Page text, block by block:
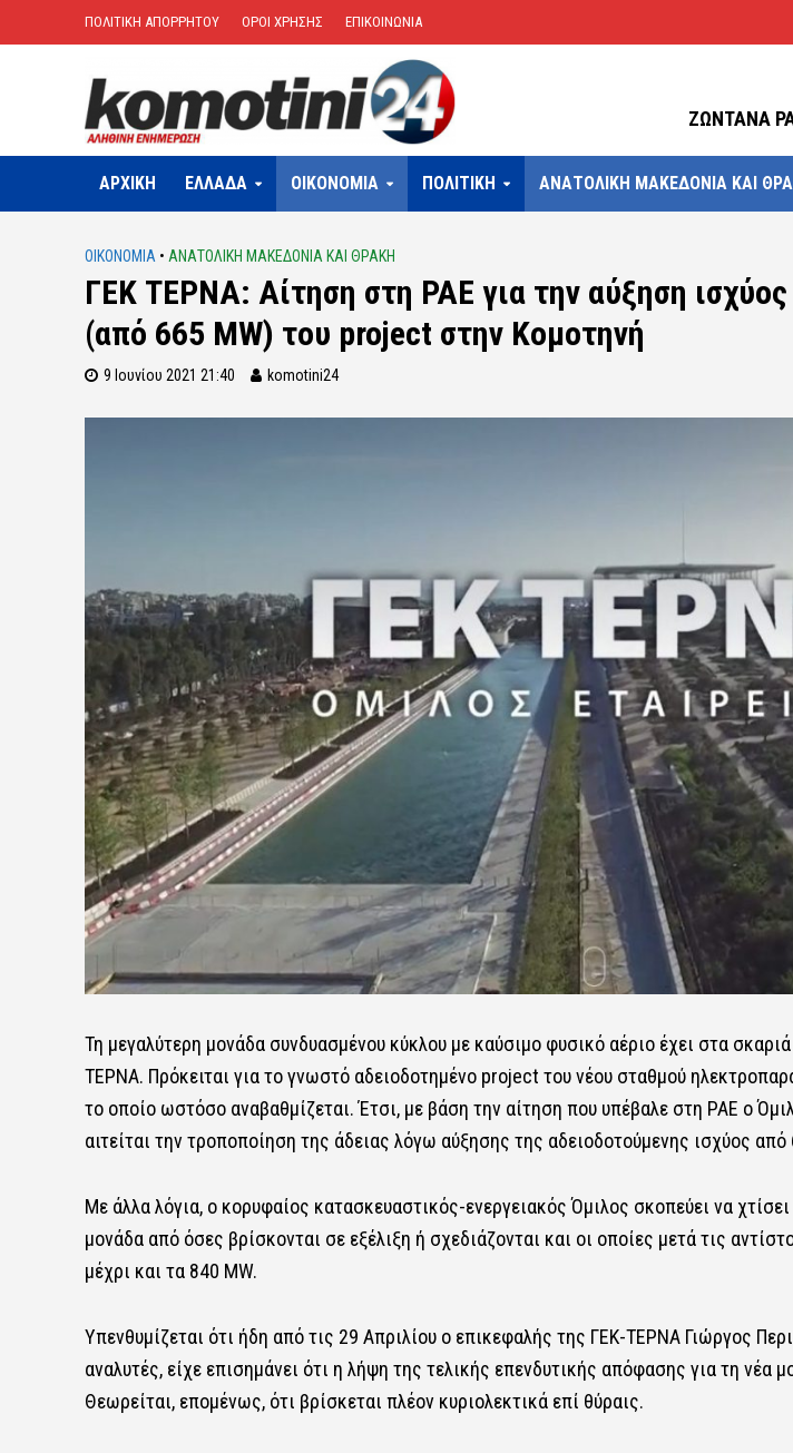
ΠΟΛΙΤΙΚΗ ΑΠΟΡΡΗΤΟΥ ΟΡΟΙ ΧΡΗΣΗΣ ΕΠΙΚΟΙΝΩΝΙΑ
ΖΩΝΤΑΝΑ
ΑΡΧΙΚΗ ΕΛΛΑΔΑ OIKONOMIA ΠΟΛΙΤΙΚΗ ΑΝΑΤΟΛΙΚΗ ΜΑΚΕΔΟΝΙΑ ΚΑΙ
OIKONOMIA • ΑΝΑΤΟΛΙΚΗ ΜΑΚΕΔΟΝΙΑ ΚΑΙ ΘΡΑΚΗ
ΓΕΚ ΤΕΡΝΑ: Αίτηση στη ΡΑΕ για την αύξηση
(από 665 MW) του project στην Κομοτηνή
9 Ιουνίου 2021 21:40 komotini24
Τη μεγαλύτερη μονάδα συνδυασμένου κύκλου με καύσιμο φυσικό αέριο έχει στα
ΤΕΡΝA. Πρόκειται για το γνωστό αδειοδοτημένο project του νέου σταθμού
το οποίο ωστόσο αναβαθμίζεται. Έτσι, με βάση την αίτηση που υπέβαλε στη ΡΑΕ ο
αιτείται την τροποποίηση της άδειας λόγω αύξησης της αδειοδοτούμενης ισχύος
Με άλλα λόγια, ο κορυφαίος κατασκευαστικός-ενεργειακός Όμιλος σκοπεύει να
μονάδα από όσες βρίσκονται σε εξέλιξη ή σχεδιάζονται και οι οποίες μετά τις
μέχρι και τα 840 MW.
Υπενθυμίζεται ότι ήδη από τις 29 Απριλίου ο επικεφαλής της ΓΕΚ-ΤΕΡΝΑ Γιώργος
αναλυτές, είχε επισημάνει ότι η λήψη της τελικής επενδυτικής απόφασης για τη νέα
Θεωρείται, επομένως, ότι βρίσκεται πλέον κυριολεκτικά επί θύραις.